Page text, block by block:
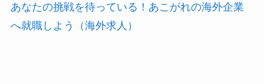
あなたの挑戦を待っている！あこがれの海外企業
へ就職しよう（海外求人）